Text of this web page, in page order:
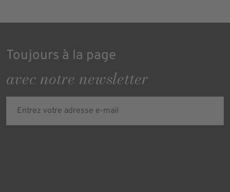
Toujours à la page
avec notre newsletter